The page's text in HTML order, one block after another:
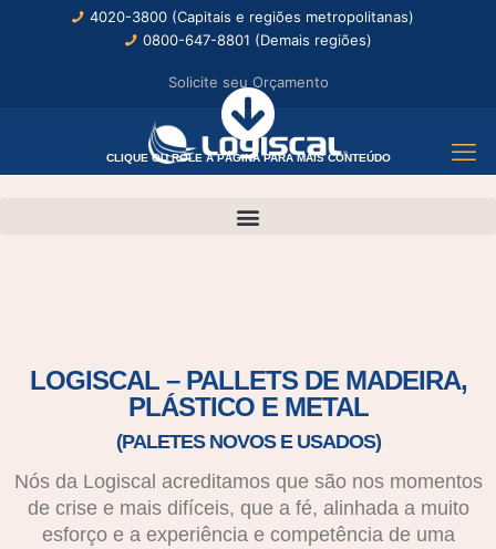
4020-3800 (Capitais e regiões metropolitanas)
0800-647-8801 (Demais regiões)
Solicite seu Orçamento
CLIQUE OU ROLE A PÁGINA PARA MAIS CONTEÚDO
LOGISCAL – PALLETS DE MADEIRA,
PLÁSTICO E METAL
(PALETES NOVOS E USADOS)
Nós da Logiscal acreditamos que são nos momentos
de crise e mais difíceis, que a fé, alinhada a muito
esforço e a experiência e competência de uma